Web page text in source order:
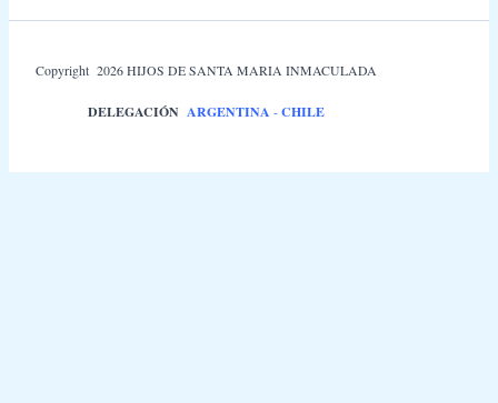
Copyright 2026 HIJOS DE SANTA MARIA INMACULADA
DELEGACIÓN ARGENTINA -CHILE